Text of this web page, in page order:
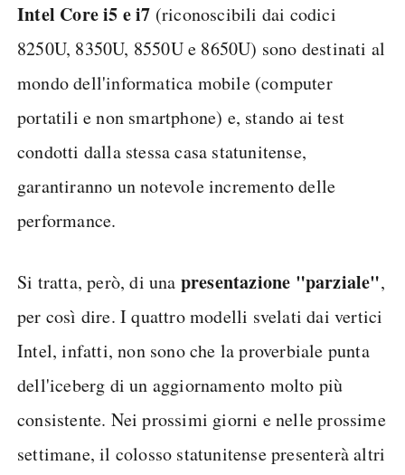
Intel Core i5 e i7 (riconoscibili dai codici
8250U, 8350U, 8550U e 8650U) sono destinati al
mondo dell'informatica mobile (computer
portatili e non smartphone) e, stando ai test
condotti dalla stessa casa statunitense,
garantiranno un notevole incremento delle
performance.
Si tratta, però, di una presentazione "parziale",
per così dire. I quattro modelli svelati dai vertici
Intel, infatti, non sono che la proverbiale punta
dell'iceberg di un aggiornamento molto più
consistente. Nei prossimi giorni e nelle prossime
settimane, il colosso statunitense presenterà altri